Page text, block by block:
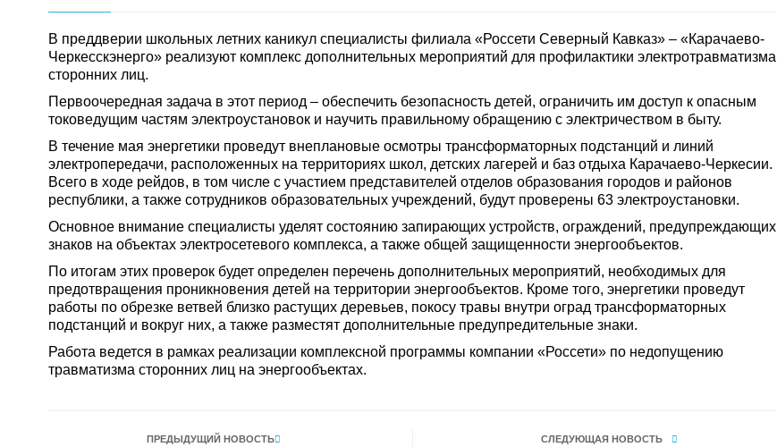
В преддверии школьных летних каникул специалисты филиала «Россети Северный Кавказ» – «Карачаево-
Черкесскэнерго» реализуют комплекс дополнительных мероприятий для профилактики электротравматизма
сторонних лиц.
Первоочередная задача в этот период – обеспечить безопасность детей, ограничить им доступ к опасным
токоведущим частям электроустановок и научить правильному обращению с электричеством в быту.
В течение мая энергетики проведут внеплановые осмотры трансформаторных подстанций и линий
электропередачи, расположенных на территориях школ, детских лагерей и баз отдыха Карачаево-Черкесии.
Всего в ходе рейдов, в том числе с участием представителей отделов образования городов и районов
республики, а также сотрудников образовательных учреждений, будут проверены 63 электроустановки.
Основное внимание специалисты уделят состоянию запирающих устройств, ограждений, предупреждающих
знаков на объектах электросетевого комплекса, а также общей защищенности энергообъектов.
По итогам этих проверок будет определен перечень дополнительных мероприятий, необходимых для
предотвращения проникновения детей на территории энергообъектов. Кроме того, энергетики проведут
работы по обрезке ветвей близко растущих деревьев, покосу травы внутри оград трансформаторных
подстанций и вокруг них, а также разместят дополнительные предупредительные знаки.
Работа ведется в рамках реализации комплексной программы компании «Россети» по недопущению
травматизма сторонних лиц на энергообъектах.
ПРЕДЫДУЩИЙ НОВОСТЬ СЛЕДУЮЩАЯ НОВОСТЬ